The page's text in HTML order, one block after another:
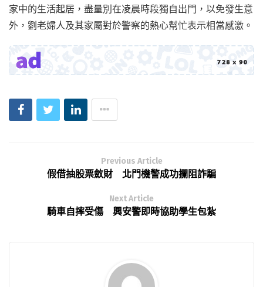
家中的生活起居，盡量別在凌晨時段獨自出門，以免發生意
外，劉老婦人及其家屬對於警察的熱心幫忙表示相當感激。
Previous Article
假借抽股票斂財 北門機警成功攔阻詐騙
Next Article
騎車自摔受傷 興安警即時協助學生包紮